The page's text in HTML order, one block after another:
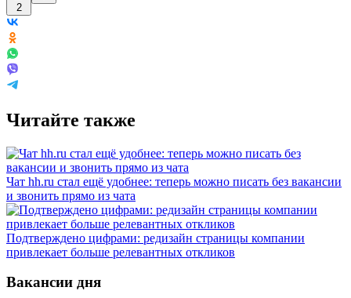
2
Читайте также
Чат hh.ru стал ещё удобнее: теперь можно писать без вакансии
и звонить прямо из чата
Подтверждено цифрами: редизайн страницы компании
привлекает больше релевантных откликов
Вакансии дня